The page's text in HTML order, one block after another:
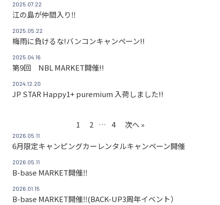
2025.07.22
江の島が仲間入り‼
2025.05.22
梅雨に負けるな!バンコンキャンペーン!!
2025.04.16
第9回 NBL MARKET開催!!
2024.12.20
JP STAR Happy1+ puremium 入荷しました!!
1 2 … 4 次へ »
2026.05.11
6月限定キャンピングカーレンタルキャンペーン開催
2026.05.11
B-base MARKET開催‼
2026.01.15
B-base MARKET開催‼(BACK-UP3周年イベント）